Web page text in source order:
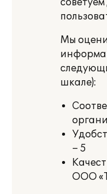
Мы
шкале):
– 5
ООО